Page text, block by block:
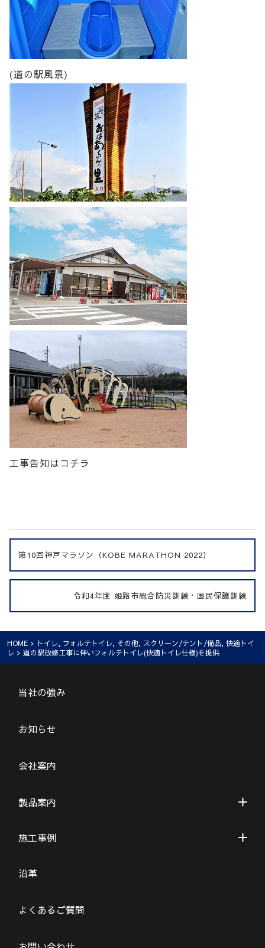
(道の駅風景)
工事告知はコチラ
第10回神戸マラソン（KOBE MARATHON 2022）
令和4年度 姫路市総合防災訓練・国民保護訓練
HOME > トイレ, フォルテトイレ, その他, スクリーン/テント/備品, 快適トイ
レ > 道の駅改修工事に伴いフォルテトイレ(快適トイレ仕様)を提供
当社の強み
お知らせ
会社案内
製品案内
施工事例
沿革
よくあるご質問